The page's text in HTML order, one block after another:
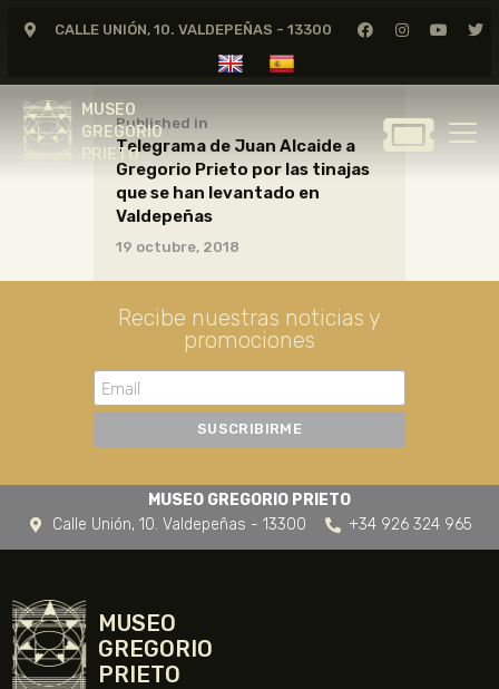
CALLE UNIÓN, 10. VALDEPEÑAS - 13300
MUSEO
GREGORIO
PRIETO
MUSEO
GREGORIO
GREGORIO PRIETO
MUSEO
ARCHIVO
CERTAMEN DE DIBUJO
FUNDACIÓN
NOTICIAS
Published in
Telegrama de Juan Alcaide a
Gregorio Prieto por las tinajas
que se han levantado en
Valdepeñas
19 octubre, 2018
Recibe nuestras noticias y
promociones
MUSEO GREGORIO PRIETO
Calle Unión, 10. Valdepeñas - 13300
+34 926 324 965
MUSEO
GREGORIO
PRIETO